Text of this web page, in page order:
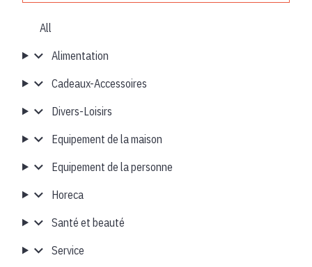
All
Alimentation
Cadeaux-Accessoires
Divers-Loisirs
Equipement de la maison
Equipement de la personne
Horeca
Santé et beauté
Service